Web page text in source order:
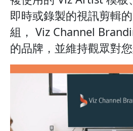
即時或錄製的視訊剪輯
組， Viz Channel
的品牌，並維持觀眾對您